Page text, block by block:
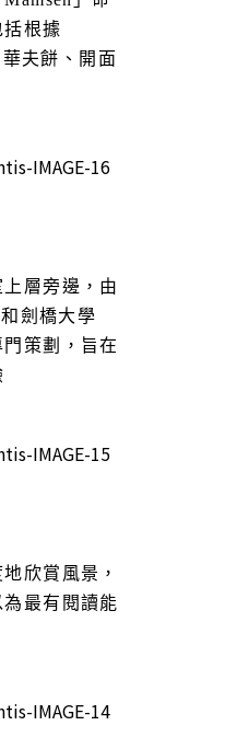
根據
夫餅、開面
層旁邊，由
劍橋大學
門策劃，旨在
欣賞風景，
最有閱讀能